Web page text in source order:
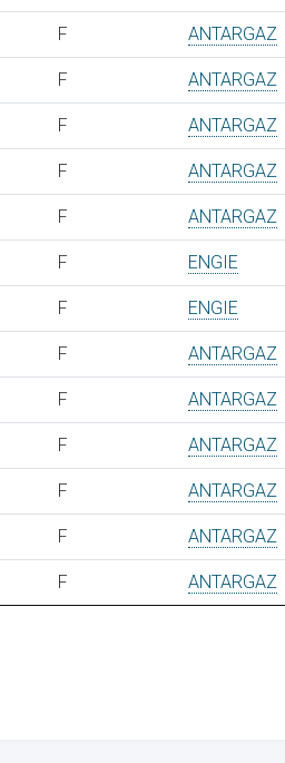
F ANTARGAZ
F ANTARGAZ
F ANTARGAZ
F ANTARGAZ
F ANTARGAZ
F ENGIE
F ENGIE
F ANTARGAZ
F ANTARGAZ
F ANTARGAZ
F ANTARGAZ
F ANTARGAZ
F ANTARGAZ